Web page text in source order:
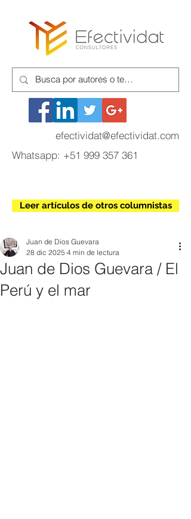
efectividat@efectividat.com
Whatsapp: +51 999 357 361
Leer artículos de otros columnistas
Juan de Dios Guevara / El
Perú y el mar
Juan de Dios Guevara
28 dic 2025 4 min de lectura